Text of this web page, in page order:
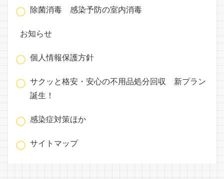
除菌消毒 感染予防の室内消毒
お知らせ
個人情報保護方針
サクッと格安・安心の不用品処分回収 新プラン
誕生！
感染症対策ほか
サイトマップ